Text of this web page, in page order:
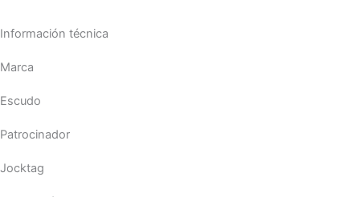
Información técnica
Marca
Escudo
Patrocinador
Jocktag